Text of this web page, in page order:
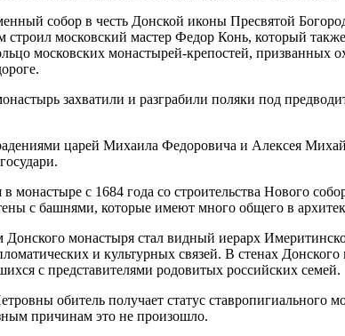
собор в честь Донской иконы Пресвятой
московский мастер Федор Конь, который
московских монастырей-крепостей, призванных
захватили и разграбили поляки под
царей Михаила Федоровича и Алексея
монастыре с 1684 года со строительства Нового
с башнями, которые имеют много общего в
Донского монастыря стал видный иерарх
и культурных связей. В стенах
с представителями родовитых российских семей.
обитель получает статус ставропигиального
причинам это не произошло.